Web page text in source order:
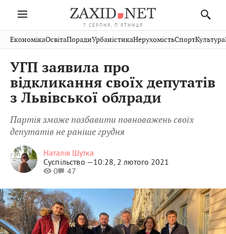
7 СЕРПНЯ, П'ЯТНИЦЯ
Івано-
Франківськ
Тернопіль
Волинь
Закарпаття
Рівне
Шептицький
Стрий
Хмельницький
Вінниця
Публікації
Авто СловкоКультура
Кіно
ФотоОсвітаНерухомість
Домашні
ЕкономікаОсвітаПорадиУрбаністикаНерухомістьСпортКультура
УГП заявила про
відкликання своїх депутатів
з Львівської облради
Партія зможе позбавити повноважень своїх
депутатів не раніше грудня
Наталія Шутка
Суспільство —10:28, 2 лютого 2021
0
47